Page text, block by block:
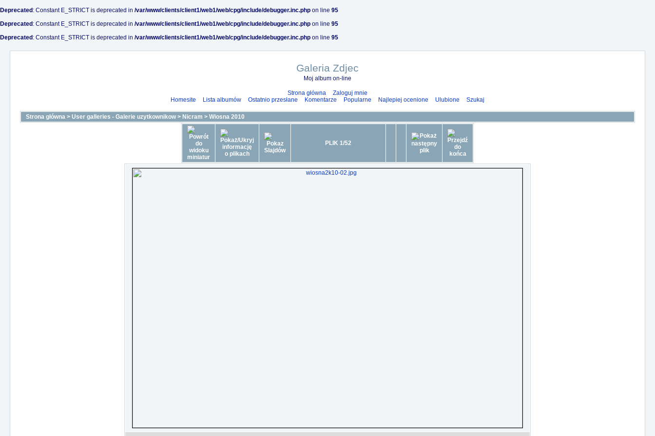
Deprecated : Constant E_STRICT is deprecated in /var/www/clients/client1/web1/web/cpg/include/debugger.inc.php on line 95
Deprecated : Constant E_STRICT is deprecated in /var/www/clients/client1/web1/web/cpg/include/debugger.inc.php on line 95
Deprecated : Constant E_STRICT is deprecated in /var/www/clients/client1/web1/web/cpg/include/debugger.inc.php on line 95
Galeria Zdjec
Moj album on-line
Strona główna
Zaloguj mnie
Homesite
Lista albumów Ostatnio przesłane Komentarze Popularne Najlepiej ocenione Ulubione Szukaj
Strona główna > User galleries - Galerie uzytkownikow> Nicram > Wiosna 2010
PLIK 1/52